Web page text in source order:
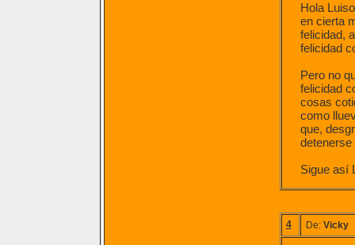
Hola
en cierta
felicidad,
felicidad
Pero no
felicidad
cosas
como
que,
Sigue así
4 De: Vicky